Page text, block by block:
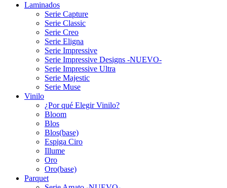
Laminados
Serie Capture
Serie Classic
Serie Creo
Serie Eligna
Serie Impressive
Serie Impressive Designs -NUEVO-
Serie Impressive Ultra
Serie Majestic
Serie Muse
Vinilo
¿Por qué Elegir Vinilo?
Bloom
Blos
Blos(base)
Espiga Ciro
Illume
Oro
Oro(base)
Parquet